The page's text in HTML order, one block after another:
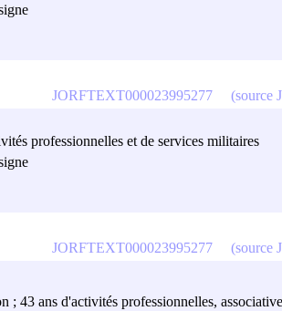
professionnelles et de services militaires
JORFTEXT000023995277 (source
43 ans d'activités professionnelles,
JORFTEXT000023995277 (source